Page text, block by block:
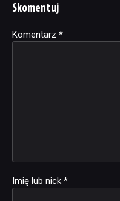
Skomentuj
Komentarz *
Imię lub nick *
Alternative: